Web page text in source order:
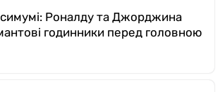
Роналду та Джорджина
годинники перед головною